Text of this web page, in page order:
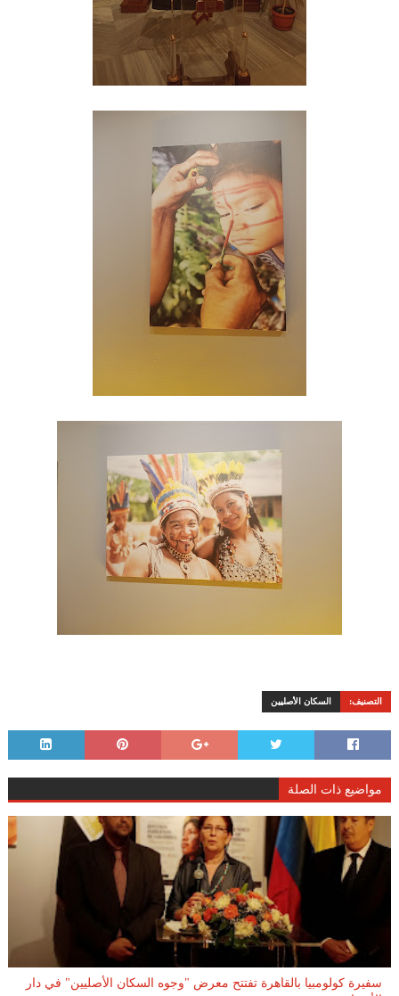
التصنيف: السكان الأصليين
مواضيع ذات الصلة
سفيرة كولومبيا بالقاهرة تفتتح معرض "وجوه السكان الأصليين" في دار